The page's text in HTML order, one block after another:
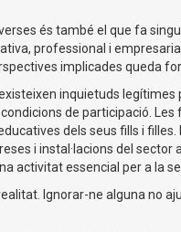
és també el que fa
professional i
implicades queda
inquietuds
de participació.
dels seus fills i
i instal·lacions del
activitat essencial per a la
Ignorar-ne alguna no